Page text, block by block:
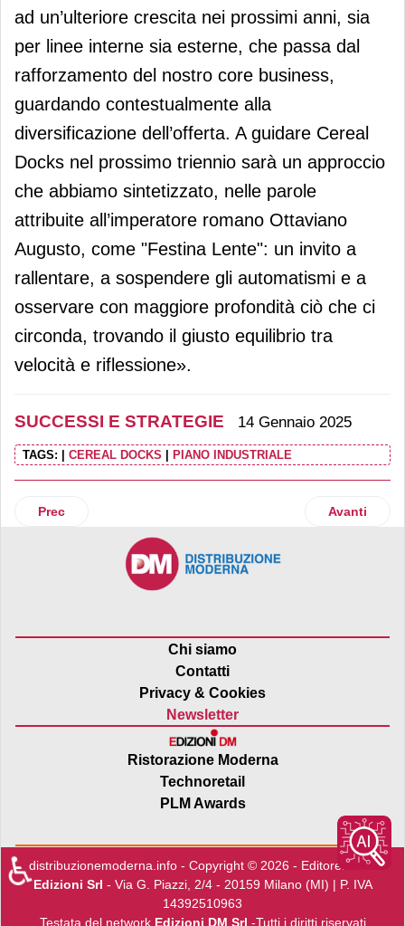
ad un’ulteriore crescita nei prossimi anni, sia
per linee interne sia esterne, che passa dal
rafforzamento del nostro core business,
guardando contestualmente alla
diversificazione dell’offerta. A guidare Cereal
Docks nel prossimo triennio sarà un approccio
che abbiamo sintetizzato, nelle parole
attribuite all’imperatore romano Ottaviano
Augusto, come "Festina Lente": un invito a
rallentare, a sospendere gli automatismi e a
osservare con maggiore profondità ciò che ci
circonda, trovando il giusto equilibrio tra
velocità e riflessione».
SUCCESSI E STRATEGIE 14 Gennaio 2025
TAGS: CEREAL DOCKS PIANO INDUSTRIALE
Articolo precedente: Sammontana, focus sul mercato
Prec Articolo
Avanti
Chi siamo
Contatti
Privacy & Cookies
Newsletter
Ristorazione Moderna
Technoretail
PLM Awards
distribuzionemoderna.info - Copyright © 2026 - Editore:Edra
Edizioni Srl - Via G. Piazzi, 2/4 - 20159 Milano (MI) | P. IVA
14392510963
Testata del network Edizioni DM Srl -Tutti i diritti riservati